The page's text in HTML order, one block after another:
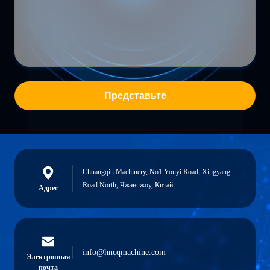
Представьте
Адрес
Chuangqin Machinery, No1 Youyi Road, Xingyang
Road North, Чжэнчжоу, Китай
Электронная
почта
info@hncqmachine.com